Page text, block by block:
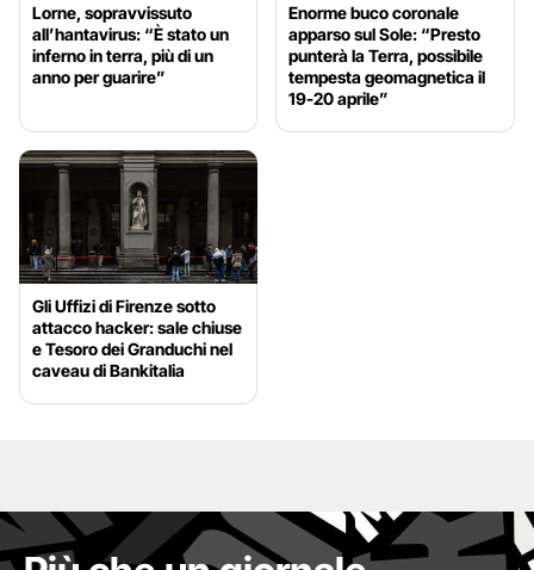
Lorne, sopravvissuto
all’hantavirus: “È stato un
inferno in terra, più di un
anno per guarire”
Enorme buco coronale
apparso sul Sole: “Presto
punterà la Terra, possibile
tempesta geomagnetica il
19-20 aprile”
Gli Uffizi di Firenze sotto
attacco hacker: sale chiuse
e Tesoro dei Granduchi nel
caveau di Bankitalia